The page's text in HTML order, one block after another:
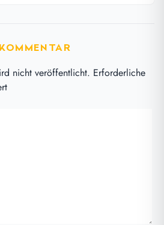
nicht veröffentlicht. Erforderliche